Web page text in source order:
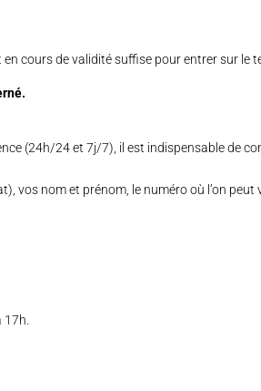
cours de validité suffise pour entrer sur le
(24h/24 et 7j/7), il est indispensable de
vos nom et prénom, le numéro où l’on peut